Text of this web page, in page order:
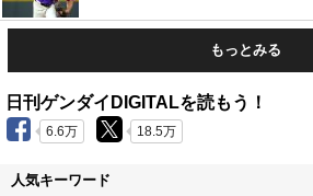
もっとみる
日刊ゲンダイDIGITALを読もう！
6.6万 18.5万
人気キーワード